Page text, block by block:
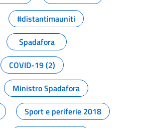
#distantimauniti
Spadafora
COVID-19 (2)
Ministro Spadafora
Sport e periferie 2018